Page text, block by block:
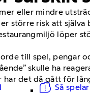
Så
eller mindre
större risk att
löper
till spel, pengar
skulle ha
har det då gått för